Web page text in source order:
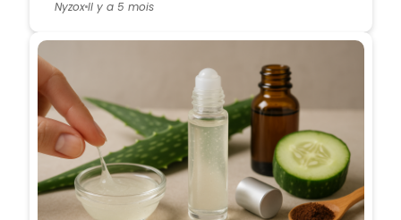
Cheveux Bruns
NyzoxIl y a 5 mois